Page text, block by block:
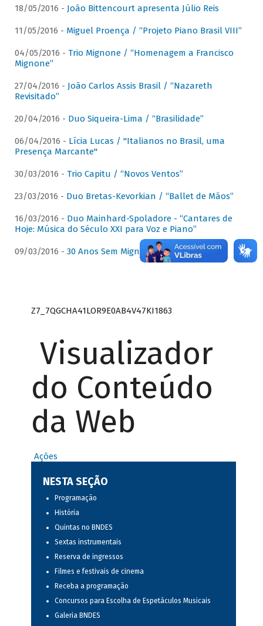
18/05/2016 - João Bittencourt apresenta Júlio Reis
11/05/2016 - Miguel Proença / “Projeto Piano Brasil VIII”
04/05/2016 - Trio Mignone / “Homenagem a Francisco
Mignone”
27/04/2016 - João Carlos Assis Brasil / “Nazareth
Revisitado”
20/04/2016 - Duo Siqueira-Lima / “Brasilidade”
06/04/2016 - Lícia Lucas / "Italianos no Brasil, uma
Presença Marcante"
30/03/2016 - Trio Capitu / “Novos Ventos”
23/03/2016 - Duo Bretas-Kevorkian / “Ballet de Mãos”
16/03/2016 - Duo Mainhard-Spoladore - “Cantares de
Hoje: Música do Século XXI para Voz e Piano”
09/03/2016 - 30 Anos Sem Mignone
Z7_7QGCHA41LOR9E0AB4V47KI1863
Visualizador
do Conteúdo
da Web
Ações
NESTA SEÇÃO
Programação
História
Quintas no BNDES
Sextas instrumentais
Reserva de ingressos
Filmes e festivais de cinema
Receba a programação
Concursos para Escolha de Espetáculos Musicais
Galeria BNDES